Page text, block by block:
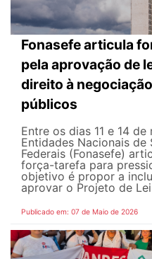
Fonasefe articula
pela aprovação de
direito à
públicos
Entre os dias 11 e 14
Entidades Nacionais de
Federais (Fonasefe)
força-tarefa para
objetivo é propor a
aprovar o Projeto de
Publicado em: 07 de Maio de 2026